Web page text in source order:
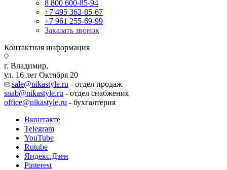
8 800 600-85-94
+7 495 363-85-67
+7 961 255-69-99
Заказать звонок
Контактная информация
г. Владимир,
ул. 16 лет Октября 20
sale@nikastyle.ru - отдел продаж
snab@nikastyle.ru - отдел снабжения
office@nikastyle.ru - бухгалтерия
Вконтакте
Telegram
YouTube
Rutube
Яндекс.Дзен
Pinterest